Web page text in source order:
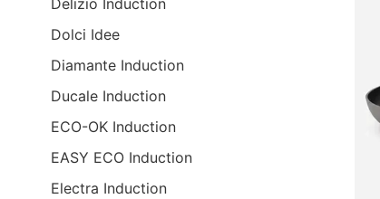
Delizio Induction
Dolci Idee
Diamante Induction
Ducale Induction
ECO-OK Induction
EASY ECO Induction
Electra Induction